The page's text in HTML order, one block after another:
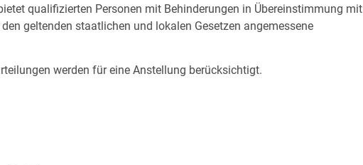
qualifizierten Personen mit Behinderungen in Übereinstimmung mit
geltenden staatlichen und lokalen Gesetzen angemessene
werden für eine Anstellung berücksichtigt.